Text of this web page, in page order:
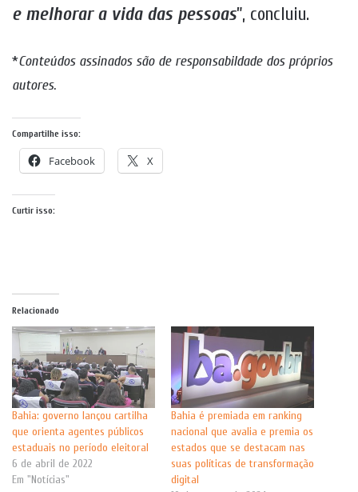
e melhorar a vida das pessoas”, concluiu.
*Conteúdos assinados são de responsabildade dos próprios
autores.
Compartilhe isso:
Facebook X
Curtir isso:
Relacionado
Bahia: governo lançou cartilha
que orienta agentes públicos
estaduais no período eleitoral
6 de abril de 2022
Em "Notícias"
Bahia é premiada em ranking
nacional que avalia e premia os
estados que se destacam nas
suas políticas de transformação
digital